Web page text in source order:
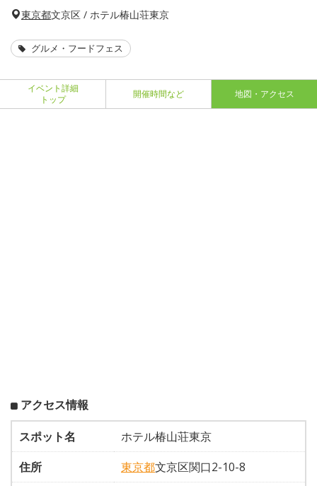
東京都文京区 / ホテル椿山荘東京
グルメ・フードフェス
イベント詳細
トップ
開催時間など 地図・アクセス
アクセス情報
スポット名
ホテル椿山荘東京
住所
東京都文京区関口2-10-8